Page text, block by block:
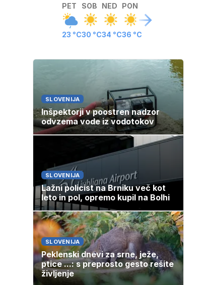
PET
23 °C
SOB
30 °C
NED
34 °C
PON
36 °C
SLOVENIJA
Inšpektorji v poostren nadzor
odvzema vode iz vodotokov
SLOVENIJA
Lažni policist na Brniku več kot
leto in pol, opremo kupil na Bolhi
SLOVENIJA
Peklenski dnevi za srne, ježe,
ptice ...: s preprosto gesto rešite
življenje